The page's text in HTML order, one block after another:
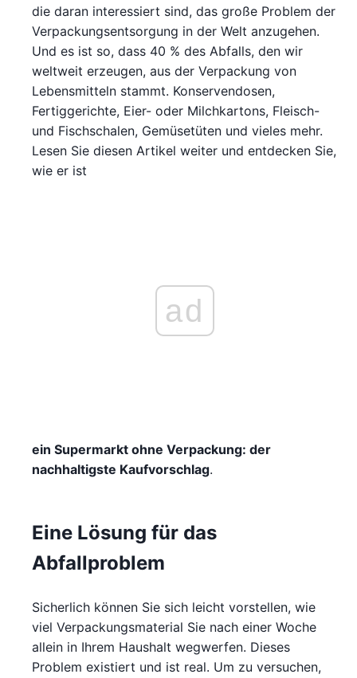
die daran interessiert sind, das große Problem der
Verpackungsentsorgung in der Welt anzugehen.
Und es ist so, dass 40 % des Abfalls, den wir
weltweit erzeugen, aus der Verpackung von
Lebensmitteln stammt. Konservendosen,
Fertiggerichte, Eier- oder Milchkartons, Fleisch-
und Fischschalen, Gemüsetüten und vieles mehr.
Lesen Sie diesen Artikel weiter und entdecken Sie,
wie er ist
ad
ein Supermarkt ohne Verpackung: der
nachhaltigste Kaufvorschlag.
Eine Lösung für das
Abfallproblem
Sicherlich können Sie sich leicht vorstellen, wie
viel Verpackungsmaterial Sie nach einer Woche
allein in Ihrem Haushalt wegwerfen. Dieses
Problem existiert und ist real. Um zu versuchen,